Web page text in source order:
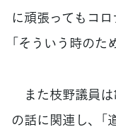
に頑張ってもコ
「そういう時のた
また枝野議員は
の話に関連し、